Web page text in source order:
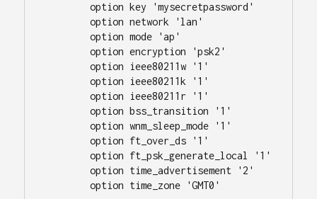
	option key 'mysecretpassword'
	option network 'lan'
	option mode 'ap'
	option encryption 'psk2'
	option ieee80211w '1'
	option ieee80211k '1'
	option ieee80211r '1'
	option bss_transition '1'
	option wnm_sleep_mode '1'
	option ft_over_ds '1'
	option ft_psk_generate_local '1'
	option time_advertisement '2'
	option time_zone 'GMT0'